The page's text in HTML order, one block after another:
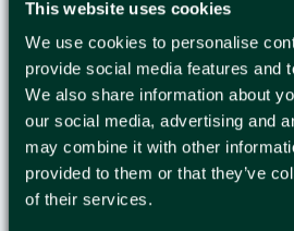
This website uses cookies
We use cookies to personalise
provide social media features and
We also share information about
our social media, advertising and
may combine it with other
provided to them or that they’ve
of their services.
Ha dina anteckningar, roliga
påminnelser och att-göra-
med de här. Bärbara så att du
överallt eller placera dem på
enkelt räckhåll. Perfekt för
möten, att göra-listor och
gul färg som gör att dina